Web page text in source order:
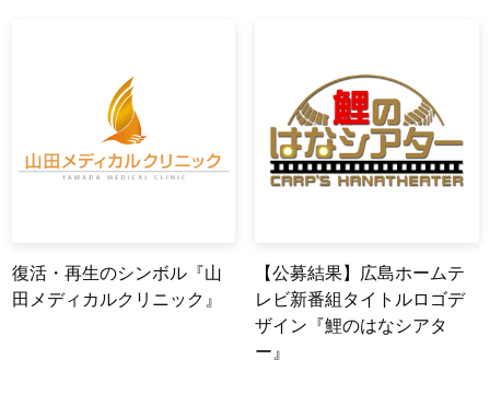
復活・再生のシンボル『山
田メディカルクリニック』
【公募結果】広島ホームテ
レビ新番組タイトルロゴデ
ザイン『鯉のはなシアタ
ー』